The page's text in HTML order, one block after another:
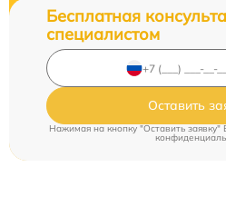
Бесплатная
специалистом
Оставить
Нажимая на кнопку "Оставить